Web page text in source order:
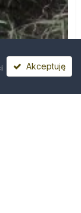
Akceptuję